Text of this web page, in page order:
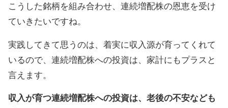
こうした銘柄を組み合わせ、連続増配株の恩恵を受け
ていきたいですね。
実践してきて思うのは、着実に収入源が育ってくれて
いるので、連続増配株への投資は、家計にもプラスと
言えます。
収入が育つ連続増配株への投資は、老後の不安なども